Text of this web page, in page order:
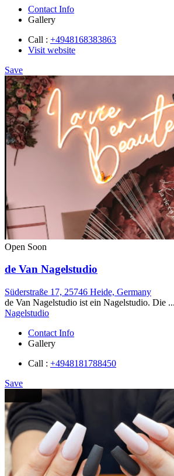
Contact Info
Gallery
Call : +4948168383863
Visit website
Save
Open Soon
de Van Nagelstudio
Süderstraße 17, 25746 Heide, Germany
de Van Nagelstudio ist ein Nagelstudio. Die ...
Nagelstudio
Contact Info
Gallery
Call : +4948181788450
Save